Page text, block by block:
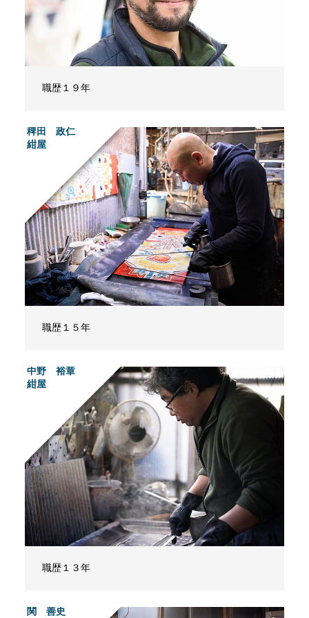
職歴１９年
稗田 政仁
紺屋
職歴１５年
中野 裕章
紺屋
職歴１３年
関 善史